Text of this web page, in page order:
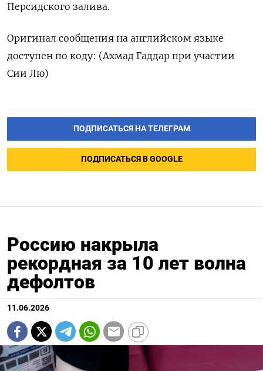
Персидского залива.
Оригинал сообщения на английском языке
доступен по ‌коду: (Ахмад Гаддар при участии
Сии Лю)
ПОДПИСАТЬСЯ НА ТЕЛЕГРАМ
ПОДПИСАТЬСЯ В GOOGLE
Россию накрыла
рекордная за 10 лет волна
дефолтов
11.06.2026